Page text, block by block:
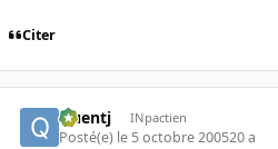
Citer
Quentj INpactien
Posté(e) le 5 octobre 200520 a